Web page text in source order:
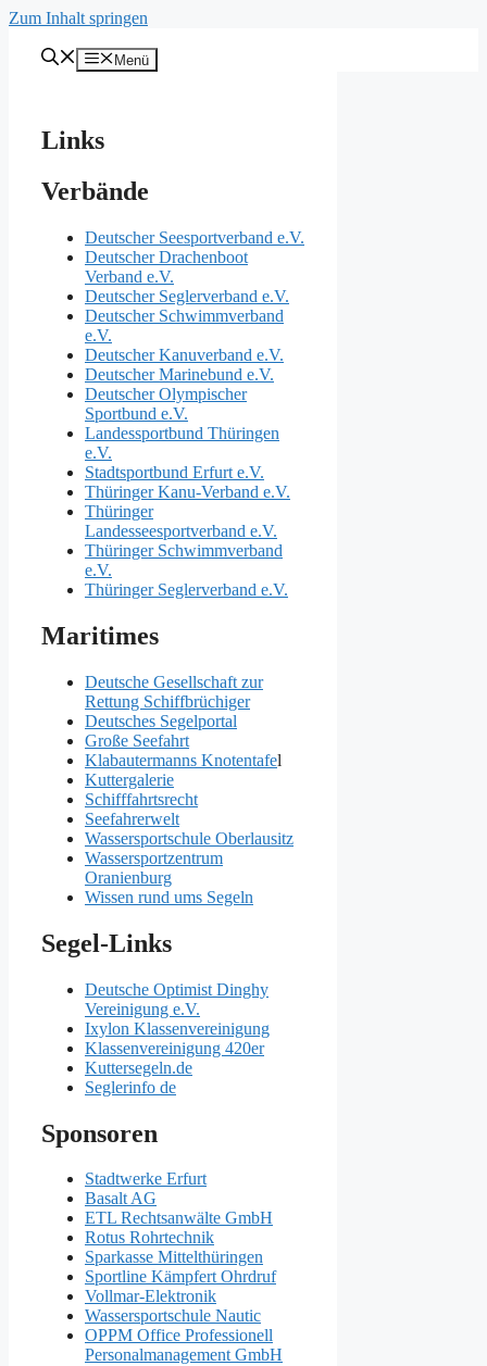
Zum Inhalt springen
Menü
Links
Verbände
Deutscher Seesportverband e.V.
Deutscher Drachenboot
Verband e.V.
Deutscher Seglerverband e.V.
Deutscher Schwimmverband
e.V.
Deutscher Kanuverband e.V.
Deutscher Marinebund e.V.
Deutscher Olympischer
Sportbund e.V.
Landessportbund Thüringen
e.V.
Stadtsportbund Erfurt e.V.
Thüringer Kanu-Verband e.V.
Thüringer
Landesseesportverband e.V.
Thüringer Schwimmverband
e.V.
Thüringer Seglerverband e.V.
Maritimes
Deutsche Gesellschaft zur
Rettung Schiffbrüchiger
Deutsches Segelportal
Große Seefahrt
Klabautermanns Knotentafel
Kuttergalerie
Schifffahrtsrecht
Seefahrerwelt
Wassersportschule Oberlausitz
Wassersportzentrum
Oranienburg
Wissen rund ums Segeln
Segel-Links
Deutsche Optimist Dinghy
Vereinigung e.V.
Ixylon Klassenvereinigung
Klassenvereinigung 420er
Kuttersegeln.de
Seglerinfo de
Sponsoren
Stadtwerke Erfurt
Basalt AG
ETL Rechtsanwälte GmbH
Rotus Rohrtechnik
Sparkasse Mittelthüringen
Sportline Kämpfert Ohrdruf
Vollmar-Elektronik
Wassersportschule Nautic
OPPM Office Professionell
Personalmanagement GmbH